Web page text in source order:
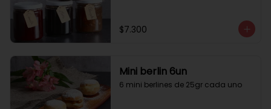
$7.300
Mini berlin 6un
6 mini berlines de 25gr cada uno